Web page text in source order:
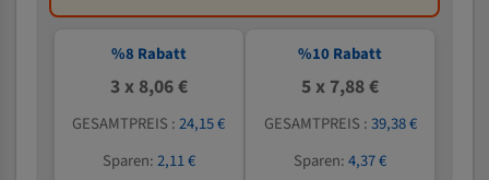
%8 Rabatt
3 x 8,06 €
GESAMTPREIS :24,15 €
Sparen:2,11 €
%10 Rabatt
5 x 7,88 €
GESAMTPREIS :39,38 €
Sparen:4,37 €